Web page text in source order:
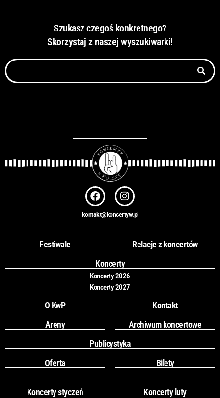
Szukasz czegoś konkretnego?
Skorzystaj z naszej wyszukiwarki!
Szukaj
F
a
c
e
b
o
k
I
n
s
t
a
r
a
m
kontakt@koncertyw.pl
Festiwale
Relacje z koncertów
Koncerty
Koncerty 2026
Koncerty 2027
O KwP
Kontakt
Areny
Archiwum koncertowe
Publicystyka
Oferta
Bilety
Koncerty styczeń
Koncerty luty